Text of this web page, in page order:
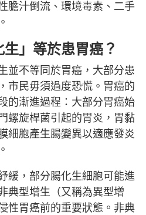
膽汁倒流、環境毒素、二手
」等於患胃癌？
並不等同於胃癌，大部分患
市民毋須過度恐慌。胃癌的
的漸進過程：大部分胃癌始
螺旋桿菌引起的胃炎，胃黏
細胞產生腸變異以適應發炎
緩，部分腸化生細胞可能進
典型增生（又稱為異型增
性胃癌前的重要狀態。非典